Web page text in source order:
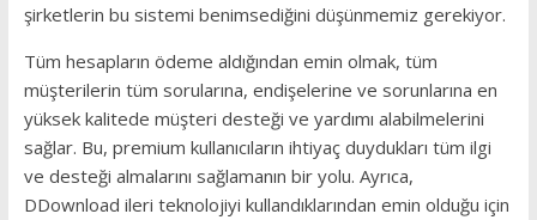
şirketlerin bu sistemi benimsediğini düşünmemiz gerekiyor.
Tüm hesapların ödeme aldığından emin olmak, tüm
müşterilerin tüm sorularına, endişelerine ve sorunlarına en
yüksek kalitede müşteri desteği ve yardımı alabilmelerini
sağlar. Bu, premium kullanıcıların ihtiyaç duydukları tüm ilgi
ve desteği almalarını sağlamanın bir yolu. Ayrıca,
DDownload ileri teknolojiyi kullandıklarından emin olduğu için